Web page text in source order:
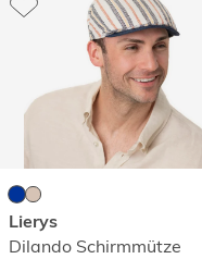
Lierys
Dilando Schirmmütze